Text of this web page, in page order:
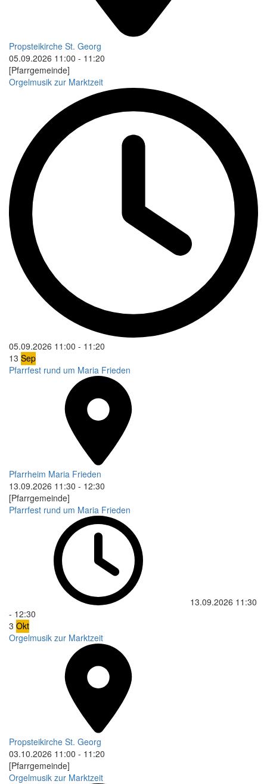
Propsteikirche St. Georg
05.09.2026 11:00 - 11:20
[Pfarrgemeinde]
Orgelmusik zur Marktzeit
05.09.2026 11:00 - 11:20
13 Sep
Pfarrfest rund um Maria Frieden
Pfarrheim Maria Frieden
13.09.2026 11:30 - 12:30
[Pfarrgemeinde]
Pfarrfest rund um Maria Frieden
13.09.2026 11:30
- 12:30
3 Okt
Orgelmusik zur Marktzeit
Propsteikirche St. Georg
03.10.2026 11:00 - 11:20
[Pfarrgemeinde]
Orgelmusik zur Marktzeit